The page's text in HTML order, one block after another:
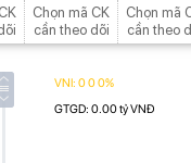
Chọn mã CK
cần theo dõi
Chọn mã
cần theo